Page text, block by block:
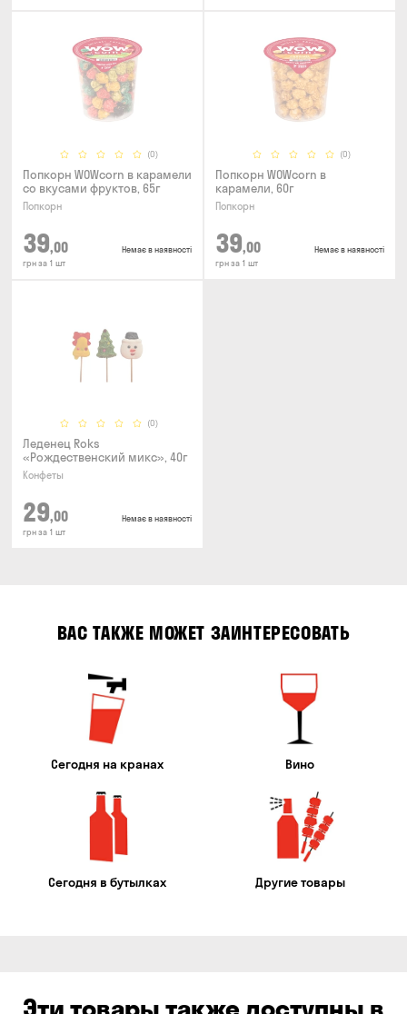
(0)
Попкорн WOWcorn в карамели
со вкусами фруктов, 65г
Попкорн
39,00
грн за 1 шт
Немає в наявності
(0)
Попкорн WOWcorn в
карамели, 60г
Попкорн
39,00
грн за 1 шт
Немає в наявності
(0)
Леденец Roks
«Рождественский микс», 40г
Конфеты
29,00
грн за 1 шт
Немає в наявності
ВАС ТАКЖЕ МОЖЕТ ЗАИНТЕРЕСОВАТЬ
Сегодня на кранах Вино
Сегодня в бутылках Другие товары